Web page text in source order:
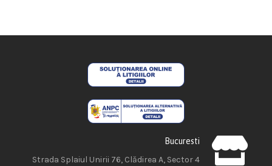
Bucuresti
Strada Splaiul Unirii 76, Clădirea A, Sector 4